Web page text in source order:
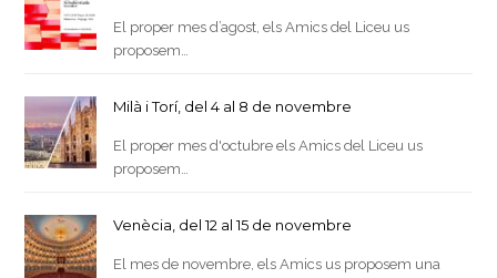
El proper mes d’agost, els Amics del Liceu us
proposem…
Milà i Torí, del 4 al 8 de novembre
El proper mes d'octubre els Amics del Liceu us
proposem…
Venècia, del 12 al 15 de novembre
El mes de novembre, els Amics us proposem una